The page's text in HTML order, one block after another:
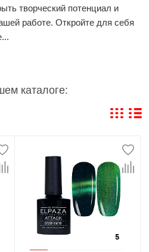
творческий потенциал и
работе. Откройте для себя
каталоге: